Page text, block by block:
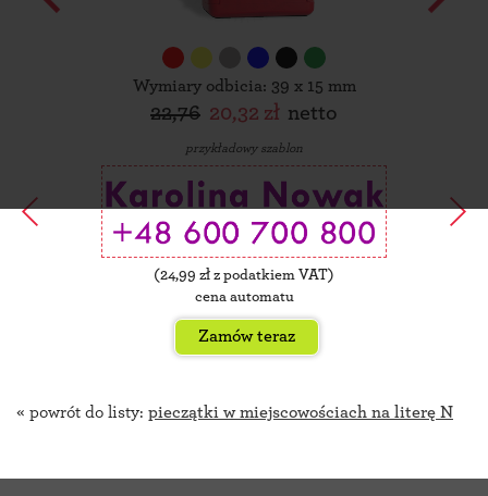
Wymiary odbicia: 39 x 15 mm
22,76 20,32 zł netto
przykładowy szablon
(24,99 zł z podatkiem VAT)
cena automatu
Zamów teraz
« powrót do listy: pieczątki w miejscowościach na literę N